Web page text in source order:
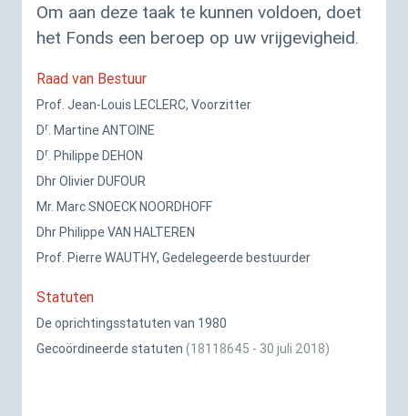
Om aan deze taak te kunnen voldoen, doet
het Fonds een beroep op uw vrijgevigheid.
Raad van Bestuur
Prof. Jean-LouisLECLERC, Voorzitter
Dr. MartineANTOINE
Dr. PhilippeDEHON
Dhr OlivierDUFOUR
Mr. MarcSNOECKNOORDHOFF
Dhr PhilippeVAN HALTEREN
Prof. PierreWAUTHY, Gedelegeerde bestuurder
Statuten
De oprichtingsstatuten van 1980
Gecoördineerde statuten (18118645 - 30 juli 2018)